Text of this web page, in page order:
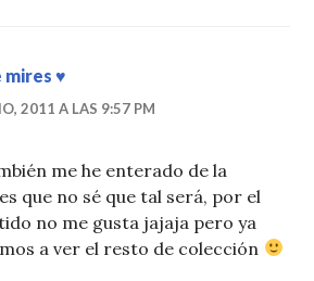
mires ♥
2011 A LAS 9:57 PM
me he enterado de la
que no sé que tal será, por el
no me gusta jajaja pero ya
a ver el resto de colección